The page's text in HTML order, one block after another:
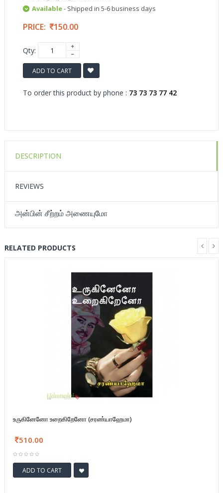
Available- Shipped in 5-6 business days
PRICE: 150.00
Qty:
ADD TO CART
To order this product by phone : 73 73 73 77 42
DESCRIPTION
REVIEWS
அன்பின் சீற்றம் அணையுமோ
RELATED PRODUCTS
உருகினேனோ உறைகிறேனோ (சரண்யாஹேமா)
510.00
ADD TO CART